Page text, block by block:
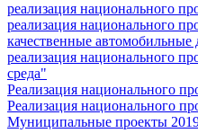
реализация национального
реализация национального
качественные автомобильные
реализация национального
среда"
Реализация национального
Реализация национального
Муниципальные проекты